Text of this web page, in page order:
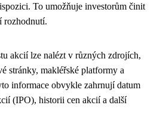
To umožňuje investorům činit
rozhodnutí.
akcií lze nalézt v různých zdrojích,
stránky, makléřské platformy a
informace obvykle zahrnují datum
(IPO), historii cen akcií a další